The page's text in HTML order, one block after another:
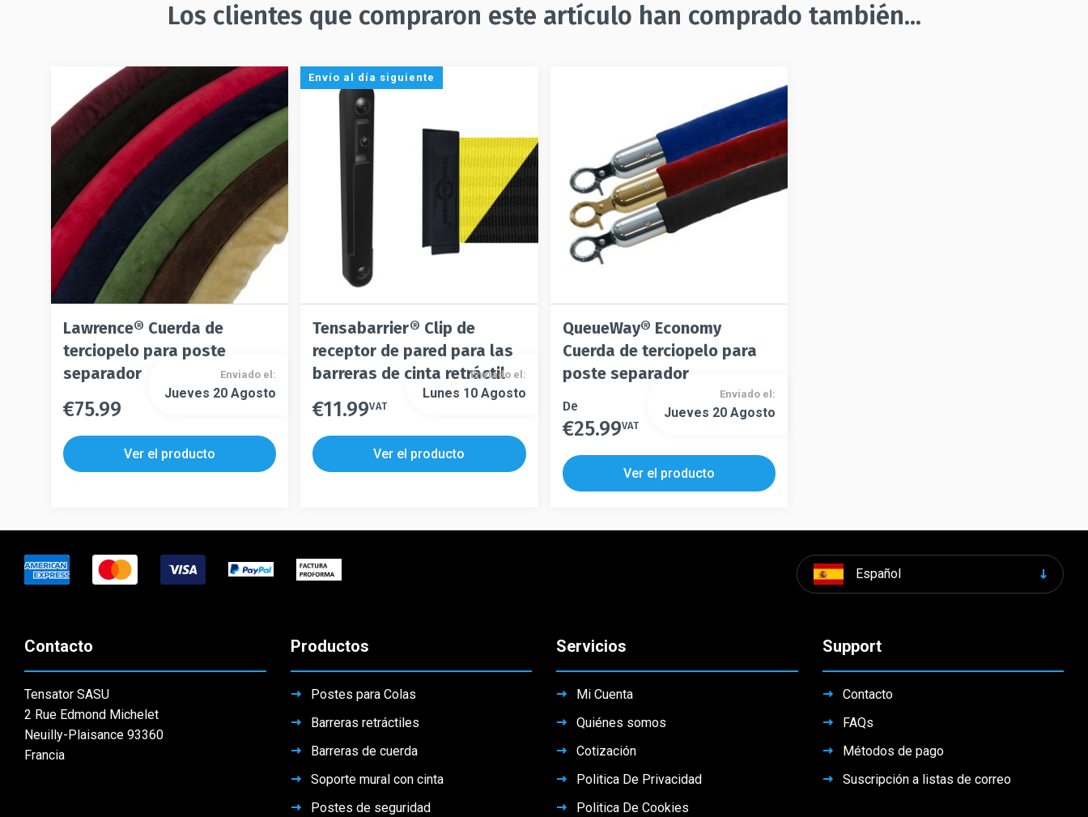
Los clientes que compraron este artículo han comprado también...
Lawrence® Cuerda de
terciopelo para poste
separador
Este
tiene
múltiples
opciones
pueden
elegir
página
de
producto
€75.99
Este
producto
tiene
se
pueden
la
producto
Enviado el:
Jueves 20 Agosto
Ver el producto
Envío al día siguiente
Tensabarrier® Clip de
receptor de pared para las
barreras de cinta retráctil
€11.99VAT
Enviado el:
Lunes 10 Agosto
Ver el producto
QueueWay® Economy
Cuerda de terciopelo para
poste separador
Este
producto
múltiples
variantes.
opciones
página
de
producto
De
€25.99VAT
Este
tiene
múltiples
Las
la
página
de
Enviado el:
Jueves 20 Agosto
Ver el producto
Español
Contacto
Tensator SASU
2 Rue Edmond Michelet
Neuilly-Plaisance 93360
Francia
Productos
Postes para Colas
Barreras retráctiles
Barreras de cuerda
Soporte mural con cinta
Postes de seguridad
Servicios
Mi Cuenta
Quiénes somos
Cotización
Politica De Privacidad
Politica De Cookies
Support
Contacto
FAQs
Métodos de pago
Suscripción a listas de correo